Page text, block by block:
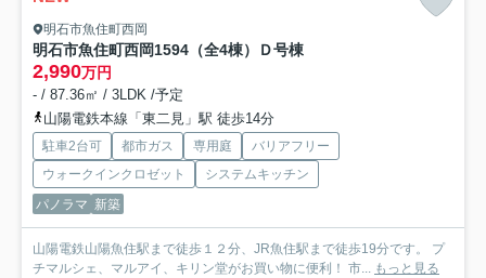
明石市魚住町西岡
明石市魚住町西岡1594（全4棟）Ｄ号棟
2,990万円
- / 87.36㎡ / 3LDK /予定
山陽電鉄本線「東二見」駅 徒歩14分
駐車2台可 都市ガス 専用庭
バリアフリー
ウォークインクロゼット
システムキッチン
パノラマ 新築
山陽電鉄山陽魚住駅まで徒歩１２分、JR魚住駅まで徒歩19分です。 プ
チマルシェ、マルアイ、キリン堂がお買い物に便利！ 市... もっと見る